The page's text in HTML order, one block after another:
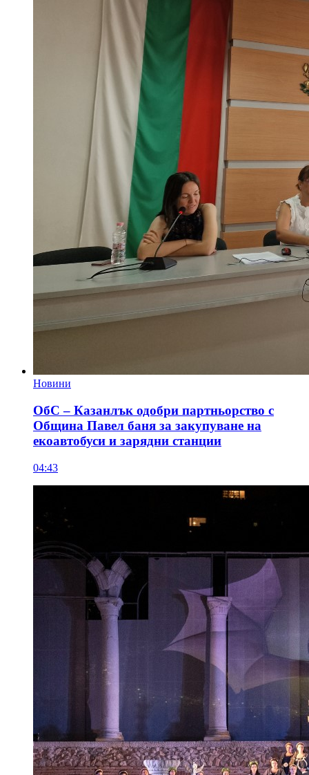
Новини
ОбС – Казанлък одобри партньорство с
Община Павел баня за закупуване на
екоавтобуси и зарядни станции
04:43